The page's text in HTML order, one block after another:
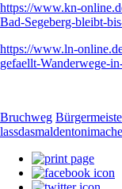
https://www.kn-
Bad-Segeberg-bleibt-
https://www.ln-
gefaellt-Wanderwege-
Bruchweg